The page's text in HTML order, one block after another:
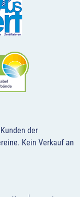
der
Kein Verkauf an